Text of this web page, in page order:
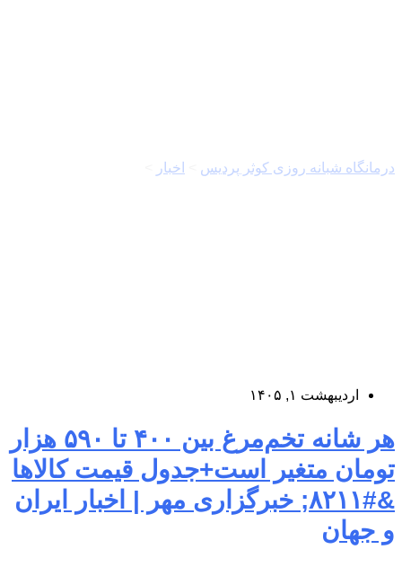
درمانگاه شبانه روزی کوثر پردیس اخبار
اردیبهشت ۱, ۱۴۰۵
هر شانه تخم‌مرغ بین ۴۰۰ تا ۵۹۰ هزار
تومان متغیر است+جدول قیمت کالاها
&#۸۲۱۱; خبرگزاری مهر | اخبار ایران
و جهان